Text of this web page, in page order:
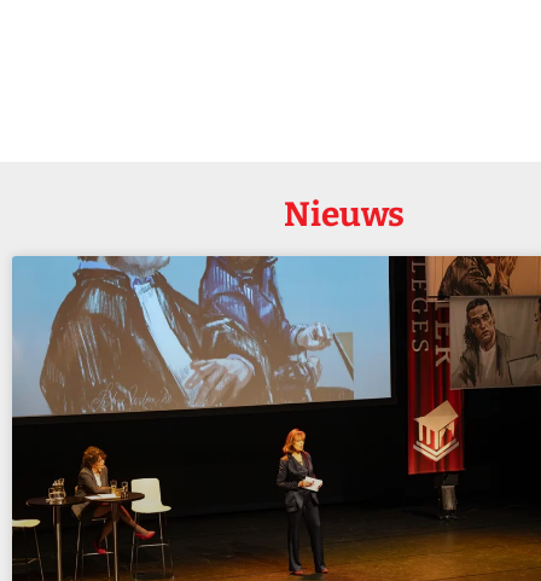
Nieuws